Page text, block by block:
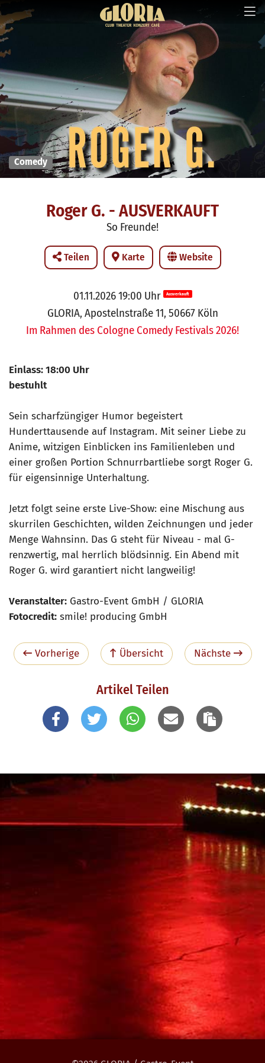
Comedy
Roger G. - AUSVERKAUFT
So Freunde!
Teilen Karte Website
01.11.2026 19:00 Uhr Ausverkauft
GLORIA, Apostelnstraße 11, 50667 Köln
Im Rahmen des Cologne Comedy Festivals 2026!
Einlass: 18:00 Uhr
bestuhlt
Sein scharfzüngiger Humor begeistert
Hunderttausende auf Instagram. Mit seiner Liebe zu
Anime, witzigen Einblicken ins Familienleben und
einer großen Portion Schnurrbartliebe sorgt Roger G.
für eigensinnige Unterhaltung.
Jetzt folgt seine erste Live-Show: eine Mischung aus
skurrilen Geschichten, wilden Zeichnungen und jeder
Menge Wahnsinn. Das G steht für Niveau - mal G-
renzwertig, mal herrlich blödsinnig. Ein Abend mit
Roger G. wird garantiert nicht langweilig!
Veranstalter: Gastro-Event GmbH / GLORIA
Fotocredit: smile! producing GmbH
Vorherige Übersicht Nächste
Artikel Teilen